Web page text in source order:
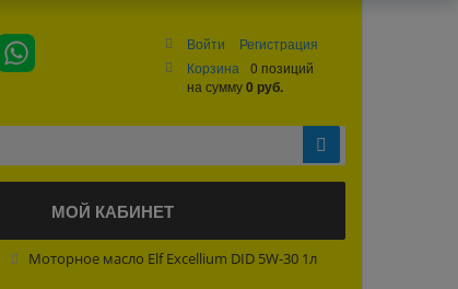
Войти
Регистрация
Корзина
0 позиций
на сумму0 руб.
МОЙ КАБИНЕТ
Моторное масло Elf Excellium DID 5W-30 1л